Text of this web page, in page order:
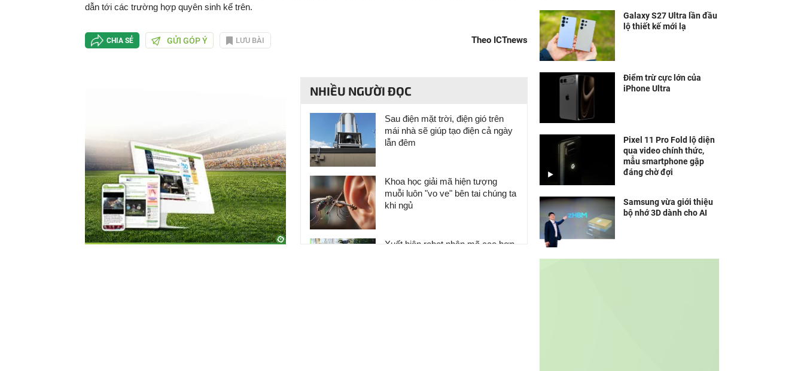
dẫn tới các trường hợp quyên sinh kể trên.
CHIA SẺ GỬI GÓP Ý LƯU BÀI Theo ICTnews
NHIỀU NGƯỜI ĐỌC
Sau điện mặt trời, điện gió trên
mái nhà sẽ giúp tạo điện cả ngày
lẫn đêm
Khoa học giải mã hiện tượng
muỗi luôn "vo ve" bên tai chúng ta
khi ngủ
Xuất hiện robot nhân mã cao hơn
Galaxy S27 Ultra lần đầu
lộ thiết kế mới lạ
Điểm trừ cực lớn của
iPhone Ultra
Pixel 11 Pro Fold lộ diện
qua video chính thức,
mẫu smartphone gập
đáng chờ đợi
Samsung vừa giới thiệu
bộ nhớ 3D dành cho AI